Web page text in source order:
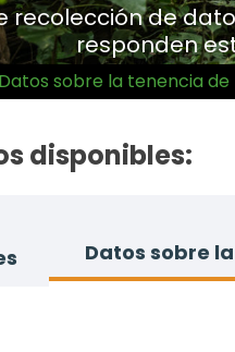
recolección de
responden
Datos sobre la tenencia de
disponibles:
Datos sobre